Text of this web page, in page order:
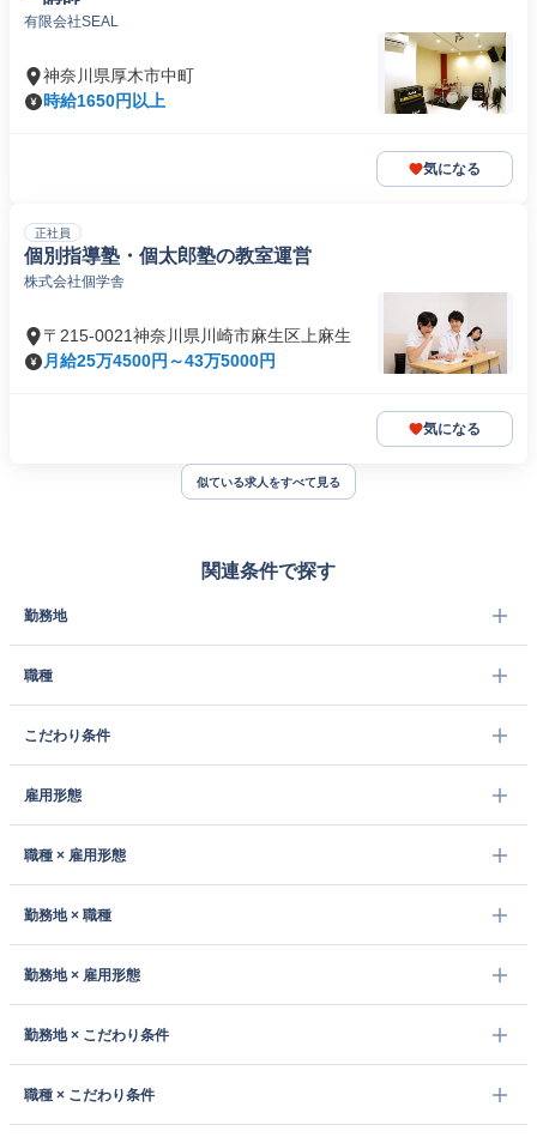
有限会社SEAL
神奈川県厚木市中町
時給1650円以上
気になる
正社員
個別指導塾・個太郎塾の教室運営
株式会社個学舎
〒215-0021神奈川県川崎市麻生区上麻生
月給25万4500円～43万5000円
気になる
似ている求人をすべて見る
関連条件で探す
勤務地
職種
こだわり条件
雇用形態
職種 × 雇用形態
勤務地 × 職種
勤務地 × 雇用形態
勤務地 × こだわり条件
職種 × こだわり条件